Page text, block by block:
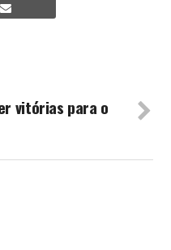
vitórias para o